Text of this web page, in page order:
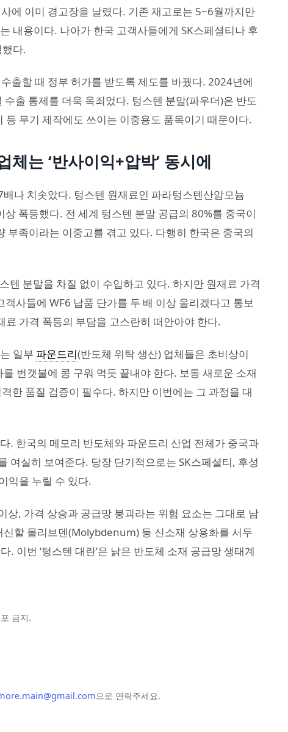
에 이미 경고장을 날렸다. 기존 재고로는 5~6월까지만
내용이다. 나아가 한국 고객사들에게 SK스페셜티나 후
다.
출할 때 정부 허가를 받도록 제도를 바꿨다. 2024년에
출 통제를 더욱 옥죄었다. 텅스텐 분말(파우더)은 반도
무기 제작에도 쓰이는 이중용도 품목이기 때문이다.
는 ‘반사이익+압박’ 동시에
나 치솟았다. 텅스텐 원재료인 파라텅스텐산암모늄
폭등했다. 전 세계 텅스텐 분말 공급의 80%를 중국이
부족이라는 이중고를 겪고 있다. 다행히 한국은 중국의
텐 분말을 차질 없이 수입하고 있다. 하지만 원재료 가격
사들에 WF6 납품 단가를 두 배 이상 올리겠다고 통보
가격 폭등의 부담을 고스란히 떠안아야 한다.
일부 파운드리(반도체 위탁 생산) 업체들은 초비상이
번갯불에 콩 구워 먹듯 끝내야 한다. 보통 새로운 소재
한 품질 검증이 필수다. 하지만 이번에는 그 과정을 대
. 한국의 메모리 반도체와 파운드리 산업 전체가 중국과
여실히 보여준다. 당장 단기적으로는 SK스페셜티, 후성
익을 누릴 수 있다.
, 가격 상승과 공급망 붕괴라는 위험 요소는 그대로 남
할 몰리브덴(Molybdenum) 등 신소재 상용화를 서두
이번 ‘텅스텐 대란’은 낡은 반도체 소재 공급망 생태계
금지.
으로 연락주세요.